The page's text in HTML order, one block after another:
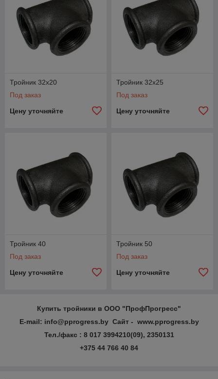
Тройник 32x20
Под заказ
Цену уточняйте
Тройник 32x25
Под заказ
Цену уточняйте
Тройник 40
Под заказ
Цену уточняйте
Тройник 50
Под заказ
Цену уточняйте
Купить тройники в ООО "ПрофПрогресс"
E-mail: info@pprogress.by Сайт - www.pprogress.by
Тел./факс : 8 017 3994210(09), 2350131
+375 44 766 40 84